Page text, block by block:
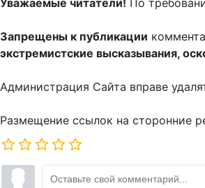
Уважаемые читатели! По
Запрещены к публикации
экстремистские высказывания,
Администрация Сайта вправе
Размещение ссылок на сторонние